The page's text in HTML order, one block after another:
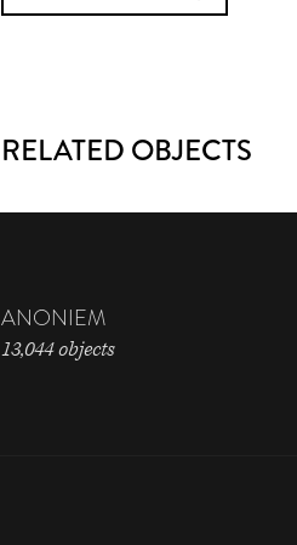
RELATED OBJECTS
ANONIEM
13,044 objects